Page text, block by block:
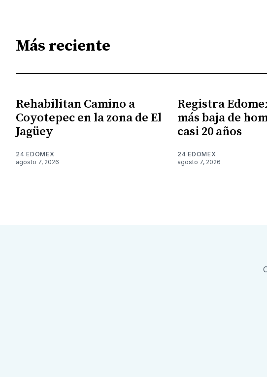
Más reciente
Rehabilitan Camino a
Coyotepec en la zona de El
Jagüey
24 EDOMEX
agosto 7, 2026
Registra
más baja de
casi 20 años
24 EDOMEX
agosto 7, 2026